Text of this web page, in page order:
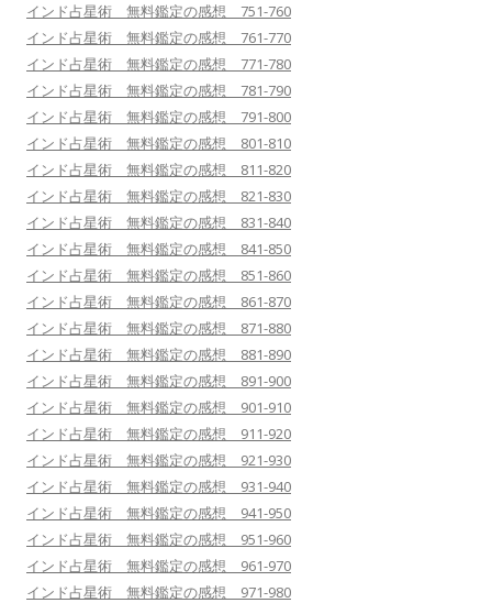
インド占星術 無料鑑定の感想 751-760
インド占星術 無料鑑定の感想 761-770
インド占星術 無料鑑定の感想 771-780
インド占星術 無料鑑定の感想 781-790
インド占星術 無料鑑定の感想 791-800
インド占星術 無料鑑定の感想 801-810
インド占星術 無料鑑定の感想 811-820
インド占星術 無料鑑定の感想 821-830
インド占星術 無料鑑定の感想 831-840
インド占星術 無料鑑定の感想 841-850
インド占星術 無料鑑定の感想 851-860
インド占星術 無料鑑定の感想 861-870
インド占星術 無料鑑定の感想 871-880
インド占星術 無料鑑定の感想 881-890
インド占星術 無料鑑定の感想 891-900
インド占星術 無料鑑定の感想 901-910
インド占星術 無料鑑定の感想 911-920
インド占星術 無料鑑定の感想 921-930
インド占星術 無料鑑定の感想 931-940
インド占星術 無料鑑定の感想 941-950
インド占星術 無料鑑定の感想 951-960
インド占星術 無料鑑定の感想 961-970
インド占星術 無料鑑定の感想 971-980